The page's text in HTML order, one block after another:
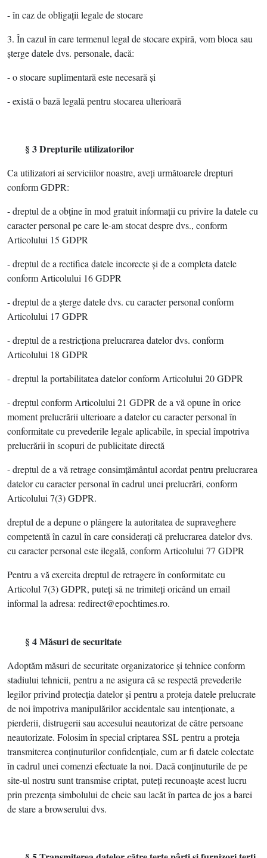
- în caz de obligaţii legale de stocare
3. În cazul în care termenul legal de stocare expiră, vom bloca sau
şterge datele dvs. personale, dacă:
- o stocare suplimentară este necesară şi
- există o bază legală pentru stocarea ulterioară
§ 3 Drepturile utilizatorilor
Ca utilizatori ai serviciilor noastre, aveţi următoarele drepturi
conform GDPR:
- dreptul de a obţine în mod gratuit informaţii cu privire la datele cu
caracter personal pe care le-am stocat despre dvs., conform
Articolului 15 GDPR
- dreptul de a rectifica datele incorecte şi de a completa datele
conform Articolului 16 GDPR
- dreptul de a şterge datele dvs. cu caracter personal conform
Articolului 17 GDPR
- dreptul de a restricţiona prelucrarea datelor dvs. conform
Articolului 18 GDPR
- dreptul la portabilitatea datelor conform Articolului 20 GDPR
- dreptul conform Articolului 21 GDPR de a vă opune în orice
moment prelucrării ulterioare a datelor cu caracter personal în
conformitate cu prevederile legale aplicabile, în special împotriva
prelucrării în scopuri de publicitate directă
- dreptul de a vă retrage consimţământul acordat pentru prelucrarea
datelor cu caracter personal în cadrul unei prelucrări, conform
Articolului 7(3) GDPR.
dreptul de a depune o plângere la autoritatea de supraveghere
competentă în cazul în care consideraţi că prelucrarea datelor dvs.
cu caracter personal este ilegală, conform Articolului 77 GDPR
Pentru a vă exercita dreptul de retragere în conformitate cu
Articolul 7(3) GDPR, puteţi să ne trimiteţi oricând un email
informal la adresa: redirect@epochtimes.ro.
§ 4 Măsuri de securitate
Adoptăm măsuri de securitate organizatorice şi tehnice conform
stadiului tehnicii, pentru a ne asigura că se respectă prevederile
legilor privind protecţia datelor şi pentru a proteja datele prelucrate
de noi împotriva manipulărilor accidentale sau intenţionate, a
pierderii, distrugerii sau accesului neautorizat de către persoane
neautorizate. Folosim în special criptarea SSL pentru a proteja
transmiterea conţinuturilor confidenţiale, cum ar fi datele colectate
în cadrul unei comenzi efectuate la noi. Dacă conţinuturile de pe
site-ul nostru sunt transmise criptat, puteţi recunoaşte acest lucru
prin prezenţa simbolului de cheie sau lacăt în partea de jos a barei
de stare a browserului dvs.